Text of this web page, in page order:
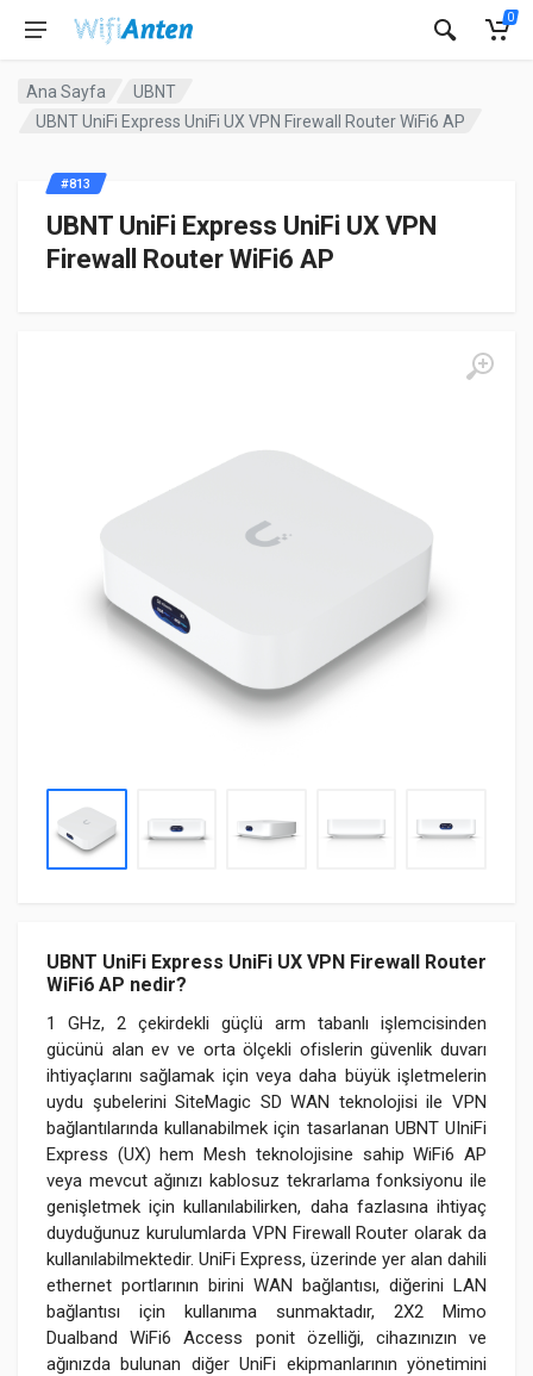
0
Ana Sayfa
UBNT
UBNT UniFi Express UniFi UX VPN Firewall Router WiFi6 AP
UBNT UniFi Express UniFi UX VPN
Firewall Router WiFi6 AP
UBNT UniFi Express UniFi UX VPN Firewall Router
WiFi6 AP nedir?
1 GHz, 2 çekirdekli güçlü arm tabanlı işlemcisinden
gücünü alan ev ve orta ölçekli ofislerin güvenlik duvarı
ihtiyaçlarını sağlamak için veya daha büyük işletmelerin
uydu şubelerini SiteMagic SD WAN teknolojisi ile VPN
bağlantılarında kullanabilmek için tasarlanan UBNT UIniFi
Express (UX) hem Mesh teknolojisine sahip WiFi6 AP
veya mevcut ağınızı kablosuz tekrarlama fonksiyonu ile
genişletmek için kullanılabilirken, daha fazlasına ihtiyaç
duyduğunuz kurulumlarda VPN Firewall Router olarak da
kullanılabilmektedir. UniFi Express, üzerinde yer alan dahili
ethernet portlarının birini WAN bağlantısı, diğerini LAN
bağlantısı için kullanıma sunmaktadır, 2X2 Mimo
Dualband WiFi6 Access ponit özelliği, cihazınızın ve
ağınızda bulunan diğer UniFi ekipmanlarının yönetimini
#813